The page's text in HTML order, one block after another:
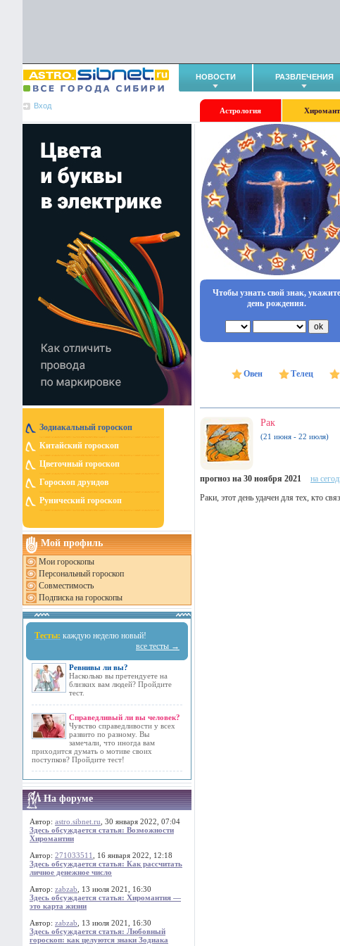
НОВОСТИ РАЗВЛЕЧЕНИЯ
Вход
Астрология
Зодиакальный гороскоп
Китайский гороскоп
Цветочный гороскоп
Гороскоп друидов
Рунический гороскоп
Мой профиль
Мои гороскопы
Персональный гороскоп
Совместимость
Подписка на гороскопы
Тесты: каждую неделю новый!
все тесты →
Ревнивы ли вы?
Насколько вы претендуете на
близких вам людей? Пройдите
тест.
Справедливый ли вы человек?
Чувство справедливости у всех
развито по разному. Вы
замечали, что иногда вам
приходится думать о мотиве своих
поступков? Пройдите тест!
На форуме
Автор: astro.sibnet.ru , 30 января 2022, 07:04
Здесь обсуждается статья: Возможности
Хиромантии
Автор: 271033511
, 16 января 2022, 12:18
Здесь обсуждается статья: Как рассчитать
личное денежное число
Автор: zabzab , 13 июля 2021, 16:30
Здесь обсуждается статья: Хиромантия —
это карта жизни
Автор: zabzab , 13 июля 2021, 16:30
Здесь обсуждается статья: Любовный
гороскоп: как целуются знаки Зодиака
Чтобы узнать свой знак, укажите
день рождения.
Овен Телец
Рак
(21 июня - 22 июля)
прогноз на 30 ноября 2021 на
Раки, этот день удачен для тех, кто